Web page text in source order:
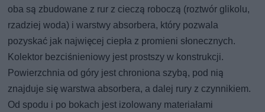
oba są zbudowane z rur z cieczą roboczą (roztwór glikolu,
rzadziej woda) i warstwy absorbera, który pozwala
pozyskać jak najwięcej ciepła z promieni słonecznych.
Kolektor bezciśnieniowy jest prostszy w konstrukcji.
Powierzchnia od góry jest chroniona szybą, pod nią
znajduje się warstwa absorbera, a dalej rury z czynnikiem.
Od spodu i po bokach jest izolowany materiałami